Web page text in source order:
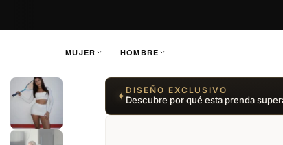
MUJER HOMBRE
Saltar
contenido
✦ DISEÑO EXCLUSIVO
Descubre por qué esta prenda